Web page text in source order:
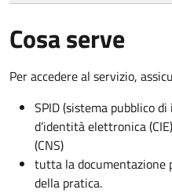
Cosa serve
Per accedere al servizio,
SPID (sistema pubblico
d’identità elettronica
(CNS)
tutta la documentazione
della pratica.